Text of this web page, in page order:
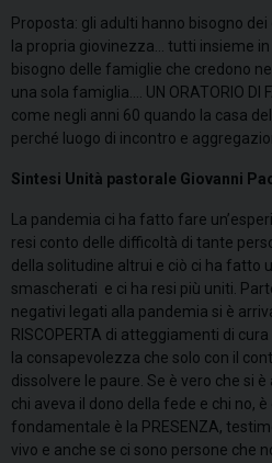
Proposta: gli adulti hanno bisogno
la propria giovinezza… tutti insieme
bisogno delle famiglie che credono
una sola famiglia…. UN ORATORIO DI
come negli anni 60 quando la casa
perché luogo di incontro e
Sintesi Unità pastorale Giovanni
La pandemia ci ha fatto fare
resi conto delle difficoltà di tante
della solitudine altrui e ciò ci ha fatto
smascherati e ci ha resi più uniti.
negativi legati alla pandemia si è
RISCOPERTA di atteggiamenti di
la consapevolezza che solo con il
dissolvere le paure. Se è vero che si
chi aveva il dono della fede e chi no,
fondamentale è la PRESENZA,
vivo e anche se ci sono persone che